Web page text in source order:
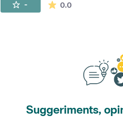
- 0.0La mitjana de
Suggeriments,